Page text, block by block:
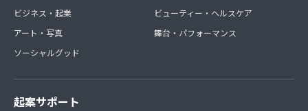
ビジネス・起業
アート・写真
ソーシャルグッド
ビューティー・ヘルスケア
舞台・パフォーマンス
起案サポート